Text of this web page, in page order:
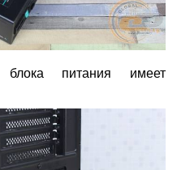
питания имеет